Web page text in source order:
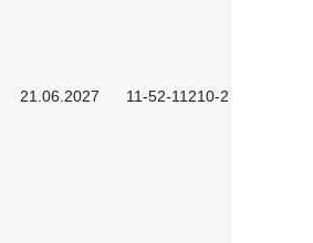
21.06.2027 11-52-11210-2701